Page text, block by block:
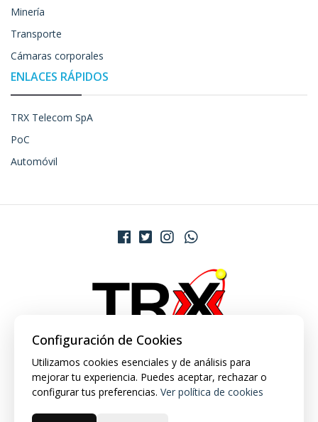
Minería
Transporte
Cámaras corporales
ENLACES RÁPIDOS
TRX Telecom SpA
PoC
Automóvil
Configuración de Cookies
Utilizamos cookies esenciales y de análisis para
mejorar tu experiencia. Puedes aceptar, rechazar o
configurar tus preferencias. Ver política de cookies